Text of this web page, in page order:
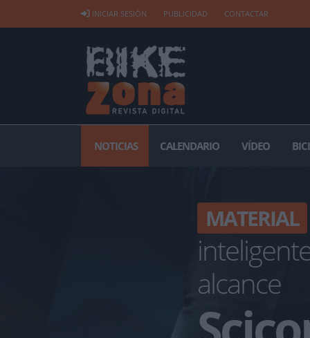
INICIAR SESIÓN PUBLICIDAD CONTACTAR
NOTICIAS CALENDARIO VÍDEO
MATERIAL
alcance